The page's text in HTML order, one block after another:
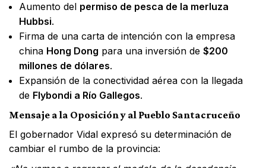
Aumento del permiso de pesca de la merluza
Hubbsi.
Firma de una carta de intención con la empresa
china Hong Dong para una inversión de $200
millones de dólares.
Expansión de la conectividad aérea con la llegada
de Flybondi a Río Gallegos.
Mensaje a la Oposición y al Pueblo Santacruceño
El gobernador Vidal expresó su determinación de
cambiar el rumbo de la provincia: